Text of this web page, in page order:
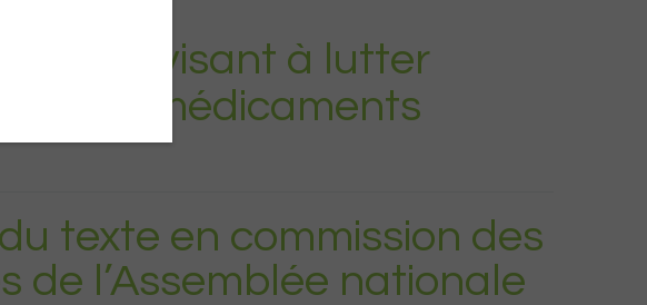
la PPL visant à lutter
de médicaments
texte en commission des
de l’Assemblée nationale